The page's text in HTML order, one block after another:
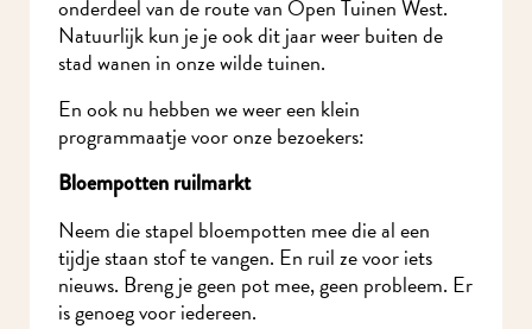
onderdeel van de route van Open Tuinen West.
Natuurlijk kun je je ook dit jaar weer buiten de
stad wanen in onze wilde tuinen.
En ook nu hebben we weer een klein
programmaatje voor onze bezoekers:
Bloempotten ruilmarkt
Neem die stapel bloempotten mee die al een
tijdje staan stof te vangen. En ruil ze voor iets
nieuws. Breng je geen pot mee, geen probleem. Er
is genoeg voor iedereen.